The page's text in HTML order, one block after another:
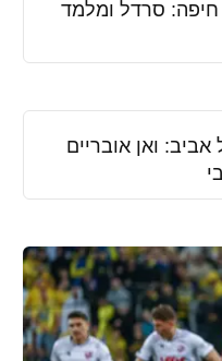
חיפה: סרדל ומלמד
ואן אובריים